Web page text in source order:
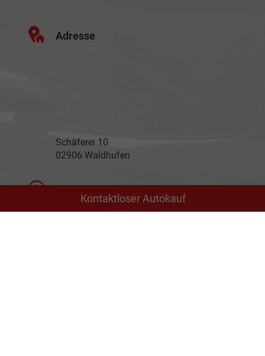
Kontaktloser Autokauf
Adresse
Schäferei 10
02906 Waldhufen